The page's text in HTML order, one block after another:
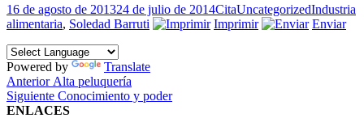
Publicado
el
16 de agosto de 201324 de julio de 2014Formato
CitaCategorías
UncategorizedEtiquetas
Industria
alimentaria, Soledad Barruti Imprimir Enviar
Powered by Translate
Navegación
de
Anterior Entrada
anterior:
Alta peluquería
Siguiente Entrada
siguiente:
Conocimiento y poder
ENLACES